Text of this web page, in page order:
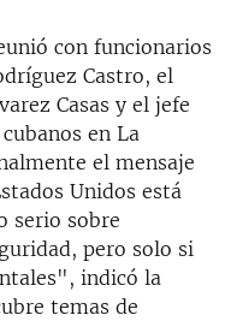
con funcionarios
Castro, el
Casas y el jefe
en La
el mensaje
Unidos está
serio sobre
pero solo si
indicó la
temas de